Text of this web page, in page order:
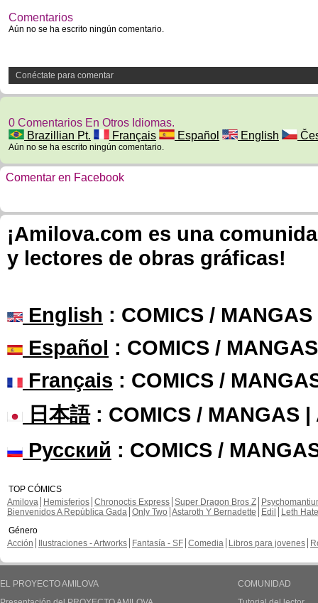
Comentarios
Aún no se ha escrito ningún comentario.
Conéctate para comentar
0 Comentarios En Otros Idiomas.
Brazillian Pt.
Français Español English
Aún no se ha escrito ningún comentario.
Comentar en Facebook
¡Amilova.com es una
y lectores de obras gráficas!
English : COMICS /
Español : COMICS /
Français : COMICS /
日本語: COMICS / MANGAS |
Русский : COMICS /
TOP CÓMICS
Amilova
Hemisferios Chronoctis Express Super Dragon Bros Z
Bienvenidos A República Gada Only Two Astaroth Y Bernadette Edil
Leth Hate
Género
Acción
Ilustraciones - Artworks Fantasía - SF Comedia Libros para jovenes
EL PROYECTO AMILOVA
COMUNIDAD